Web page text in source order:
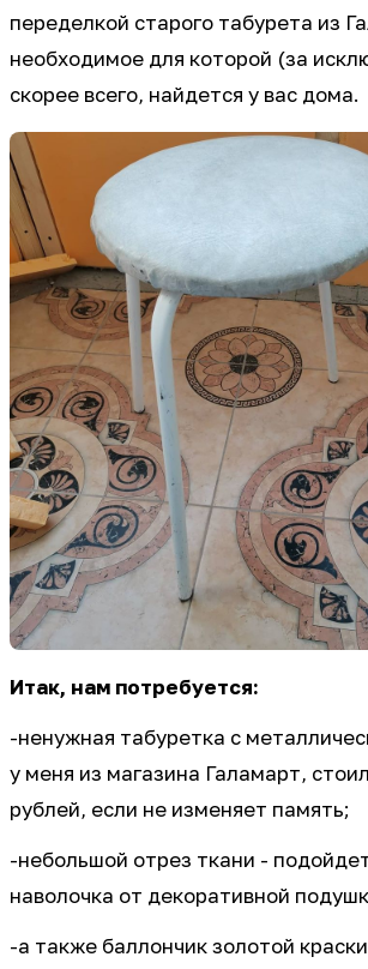
переделкой старого табурета из
необходимое для которой (за
скорее всего, найдется у вас дома.
Итак, нам потребуется:
-ненужная табуретка с
у меня из магазина Галамарт,
рублей, если не изменяет память;
-небольшой отрез ткани -
наволочка от декоративной
-а также баллончик золотой